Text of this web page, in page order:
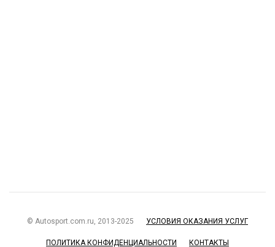
© Autosport.com.ru, 2013-2025 УСЛОВИЯ ОКАЗАНИЯ УСЛУГ
ПОЛИТИКА КОНФИДЕНЦИАЛЬНОСТИ КОНТАКТЫ